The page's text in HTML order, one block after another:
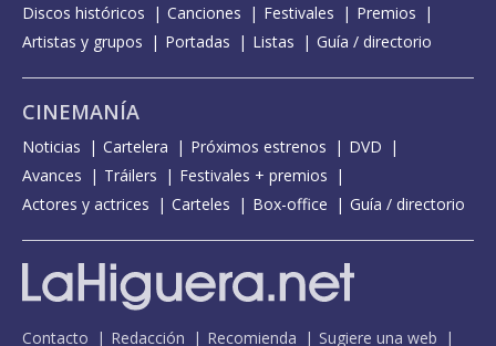
Discos históricos
Canciones Festivales
Premios
Artistas y grupos
Portadas Listas Guía / directorio
CINEMANÍA
Noticias Cartelera Próximos estrenos
DVD
Avances
Tráilers
Festivales + premios
Actores y actrices
Carteles Box-office Guía / directorio
Contacto Redacción Recomienda Sugiere una web